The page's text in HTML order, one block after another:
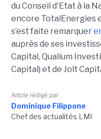
du Conseil d'Etat à la
encore TotalEnergies
s’est faite remarquer
auprès de ses
Capital, Qualium
Capital) et de Jolt
Article rédigé par
Dominique Filippone
Chef des actualités LMI